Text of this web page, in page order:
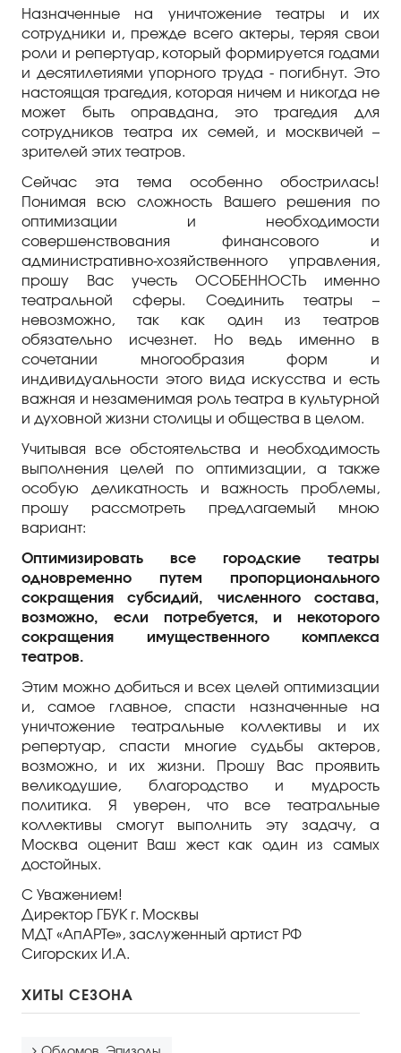
Репертуар
Афиша
Билеты
Контакты
Назначенные на уничтожение театры и их
сотрудники и, прежде всего актеры, теряя свои
роли и репертуар, который формируется годами
и десятилетиями упорного труда - погибнут. Это
настоящая трагедия, которая ничем и никогда не
может быть оправдана, это трагедия для
сотрудников театра их семей, и москвичей –
зрителей этих театров.
Сейчас эта тема особенно обострилась!
Понимая всю сложность Вашего решения по
оптимизации и необходимости
совершенствования финансового и
административно-хозяйственного управления,
прошу Вас учесть ОСОБЕННОСТЬ именно
театральной сферы. Соединить театры –
невозможно, так как один из театров
обязательно исчезнет. Но ведь именно в
сочетании многообразия форм и
индивидуальности этого вида искусства и есть
важная и незаменимая роль театра в культурной
и духовной жизни столицы и общества в целом.
Учитывая все обстоятельства и необходимость
выполнения целей по оптимизации, а также
особую деликатность и важность проблемы,
прошу рассмотреть предлагаемый мною
вариант:
Оптимизировать все городские театры
одновременно путем пропорционального
сокращения субсидий, численного состава,
возможно, если потребуется, и некоторого
сокращения имущественного комплекса
театров.
Этим можно добиться и всех целей оптимизации
и, самое главное, спасти назначенные на
уничтожение театральные коллективы и их
репертуар, спасти многие судьбы актеров,
возможно, и их жизни. Прошу Вас проявить
великодушие, благородство и мудрость
политика. Я уверен, что все театральные
коллективы смогут выполнить эту задачу, а
Москва оценит Ваш жест как один из самых
достойных.
С Уважением!
Директор ГБУК г. Москвы
МДТ «АпАРТе», заслуженный артист РФ
Сигорских И.А.
ХИТЫ СЕЗОНА